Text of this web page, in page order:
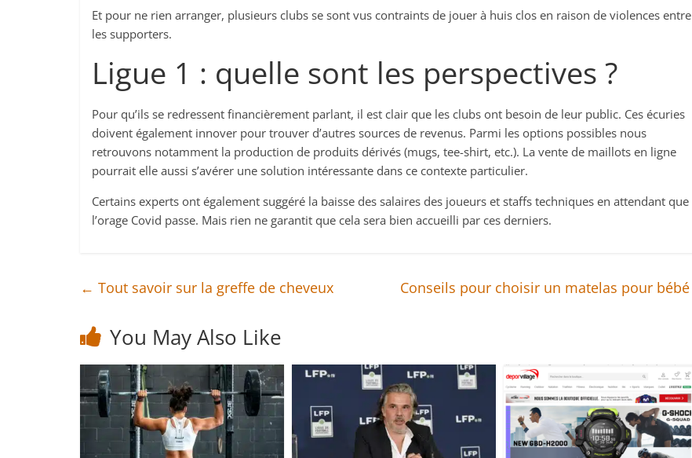
Et pour ne rien arranger, plusieurs clubs se sont vus contraints de jouer à huis clos en raison de violences entre
les supporters.
Ligue 1 : quelle sont les perspectives ?
Pour qu’ils se redressent financièrement parlant, il est clair que les clubs ont besoin de leur public. Ces écuries
doivent également innover pour trouver d’autres sources de revenus. Parmi les options possibles nous
retrouvons notamment la production de produits dérivés (mugs, tee-shirt, etc.). La vente de maillots en ligne
pourrait elle aussi s’avérer une solution intéressante dans ce contexte particulier.
Certains experts ont également suggéré la baisse des salaires des joueurs et staffs techniques en attendant que
l’orage Covid passe. Mais rien ne garantit que cela sera bien accueilli par ces derniers.
← Tout savoir sur la greffe de cheveux Conseils pour choisir un matelas pour bébé
You May Also Like